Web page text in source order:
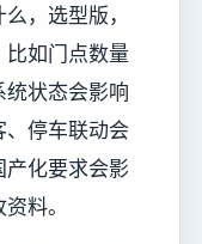
，选型版，
比如门点数量
统状态会影响
、停车联动会
产化要求会影
料。